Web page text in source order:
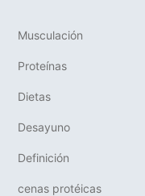
Musculación
Proteínas
Dietas
Desayuno
Definición
cenas protéicas